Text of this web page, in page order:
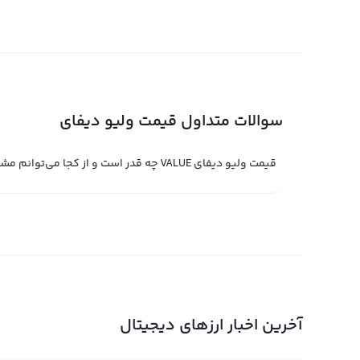
ولیو دیفای در پلتفرم معاملات حرفه ای تعیین می‌شود. با
استفاده از روش‌های مختلف نمایشی مثل کندل و نمودار
سوالات متداول قیمت ولیو دیفای
قیمت ولیو دیفای VALUE چه قدر است و از کجا می‌توانم مشاهده کنم؟
آخرین اخبار ارزهای دیجیتال